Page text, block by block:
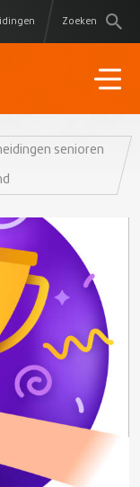
Zoeken
senioren